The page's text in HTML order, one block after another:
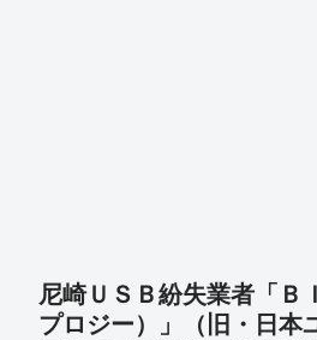
尼崎ＵＳＢ紛失業者「Ｂ
プロジー）」（旧・日本